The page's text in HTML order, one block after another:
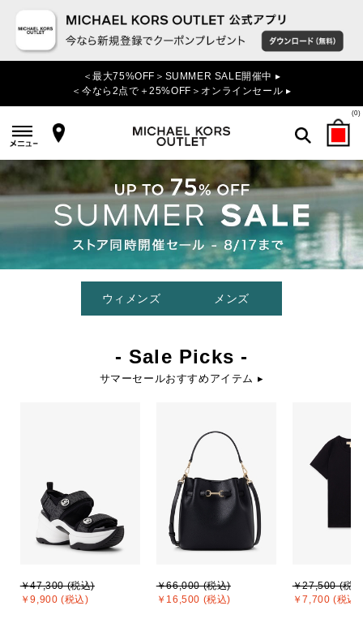
＜最大75%OFF＞SUMMER SALE開催中 ▸
＜今なら2点で＋25%OFF＞オンラインセール ▸
(0)
検索
ウィメンズ メンズ
- Sale Picks -
サマーセールおすすめアイテム ▸
￥47,300 (税込)
￥9,900 (税込)
￥66,000 (税込)
￥16,500 (税込)
￥27,500 (税
￥7,700 (税込)